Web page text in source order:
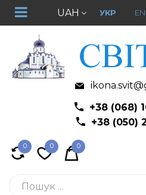
UAH УКР
+38 (068)
+38 (050)
0 0 0